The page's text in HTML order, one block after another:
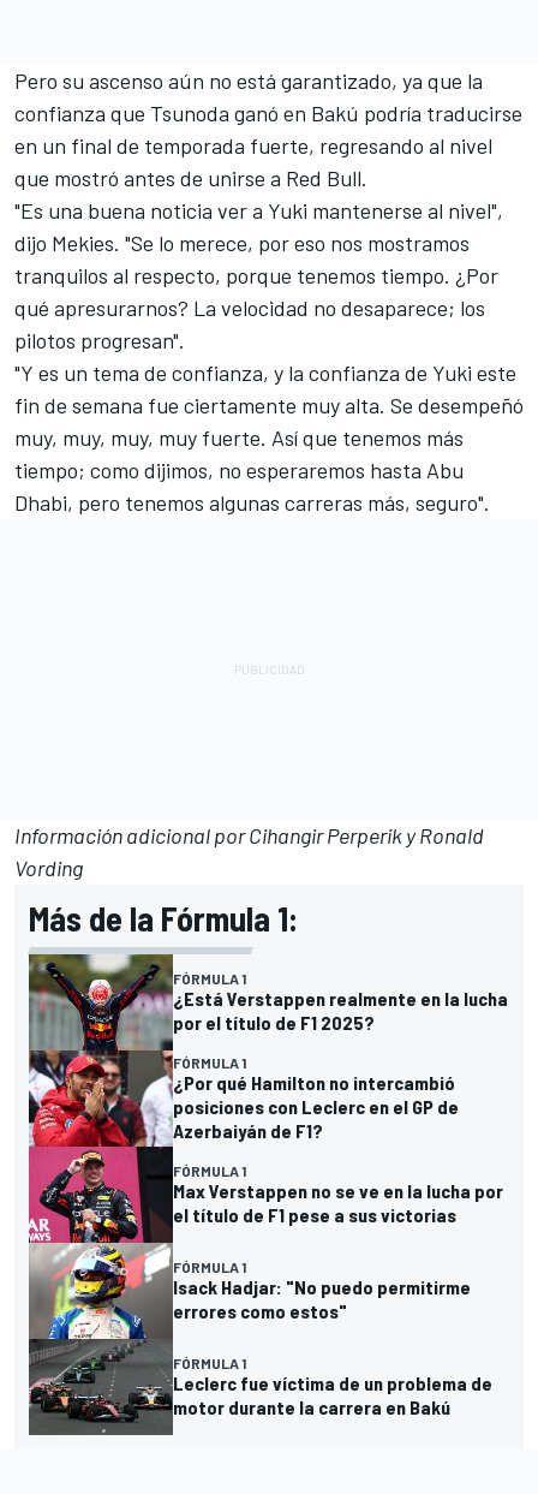
Pero su ascenso aún no está garantizado, ya que la
confianza que Tsunoda ganó en Bakú podría traducirse
en un final de temporada fuerte, regresando al nivel
que mostró antes de unirse a Red Bull.
"Es una buena noticia ver a Yuki mantenerse al nivel",
dijo Mekies. "Se lo merece, por eso nos mostramos
tranquilos al respecto, porque tenemos tiempo. ¿Por
qué apresurarnos? La velocidad no desaparece; los
pilotos progresan".
"Y es un tema de confianza, y la confianza de Yuki este
fin de semana fue ciertamente muy alta. Se desempeñó
muy, muy, muy, muy fuerte. Así que tenemos más
tiempo; como dijimos, no esperaremos hasta Abu
Dhabi, pero tenemos algunas carreras más, seguro".
Información adicional por Cihangir Perperik y Ronald
Vording
Más de la Fórmula 1:
FÓRMULA 1
¿Está Verstappen realmente en la lucha
por el título de F1 2025?
FÓRMULA 1
¿Por qué Hamilton no intercambió
posiciones con Leclerc en el GP de
Azerbaiyán de F1?
FÓRMULA 1
Max Verstappen no se ve en la lucha por
el título de F1 pese a sus victorias
FÓRMULA 1
Isack Hadjar: "No puedo permitirme
errores como estos"
FÓRMULA 1
Leclerc fue víctima de un problema de
motor durante la carrera en Bakú